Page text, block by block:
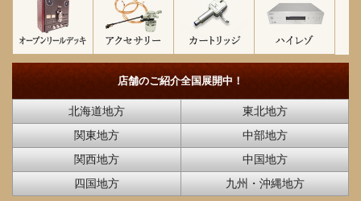
店舗のご紹介全国展開中！
北海道地方
東北地方
関東地方
中部地方
関西地方
中国地方
四国地方
九州・沖縄地方